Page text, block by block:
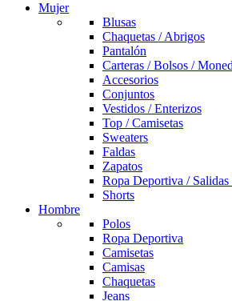
Mujer
Blusas
Chaquetas / Abrigos
Pantalón
Carteras / Bolsos /
Accesorios
Conjuntos
Vestidos / Enterizos
Top / Camisetas
Sweaters
Faldas
Zapatos
Ropa Deportiva / Salidas
Shorts
Hombre
Polos
Ropa Deportiva
Camisetas
Camisas
Chaquetas
Jeans